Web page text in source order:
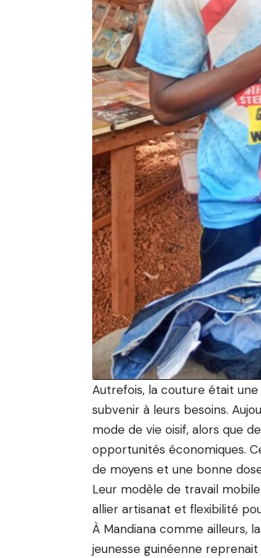
Autrefois, la couture était
subvenir à leurs besoins.
mode de vie oisif, alors que
opportunités économiques.
de moyens et une bonne
Leur modèle de travail
allier artisanat et flexibilité
À Mandiana comme ailleurs,
jeunesse guinéenne